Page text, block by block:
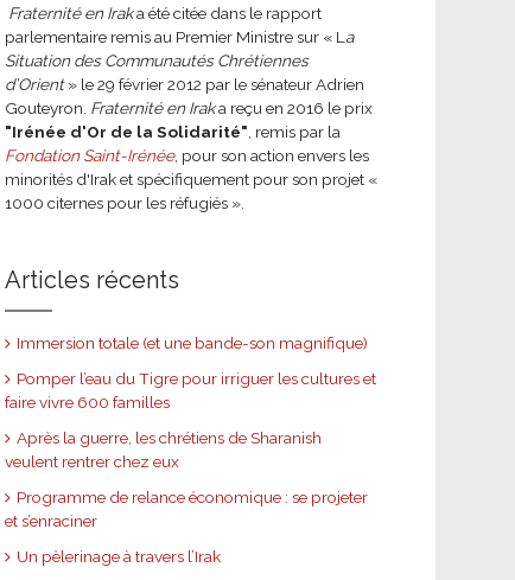
Fraternité en Iraka été citée dans le rapport
parlementaire remis au Premier Ministre sur « L a
Situation des Communautés Chrétiennes
d’Orient» le 29 février 2012 par le sénateur Adrien
Gouteyron. Fraternité en Iraka reçu en 2016 le prix
"Irénée d'Or de la Solidarité" , remis par la
Fondation Saint-Irénée, pour son action envers les
minorités d'Irak et spécifiquement pour son projet «
1000 citernes pour les réfugiés ».
Articles récents
Immersion totale (et une bande-son magnifique)
Pomper l’eau du Tigre pour irriguer les cultures et
faire vivre 600 familles
Après la guerre, les chrétiens de Sharanish
veulent rentrer chez eux
Programme de relance économique : se projeter
et s’enraciner
Un pèlerinage à travers l’Irak